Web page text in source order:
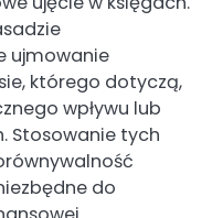
ujmowanie
którego dotyczą,
wpływu lub
Stosowanie tych
do